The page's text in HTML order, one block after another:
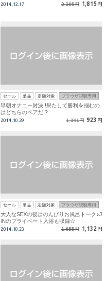
2014.12.17 2,365円 1,815 円
セール 単品 定額対象 ブラウザ視聴専用
早朝オナニー対決!!果たして勝利を掴むの
はどちらのペアだ!?
2014.10.29 1,341円 923 円
セール 単品 定額対象 ブラウザ視聴専用
大人なSEXの後はのんびりお風呂トーク♪J
INのプライベート入浴も収録☆
2014.10.23 1,655円 1,132 円